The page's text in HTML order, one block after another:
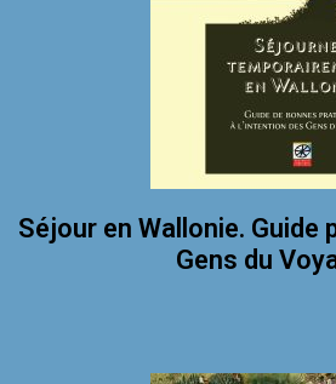
Séjour en Wallonie. Guide
Gens du